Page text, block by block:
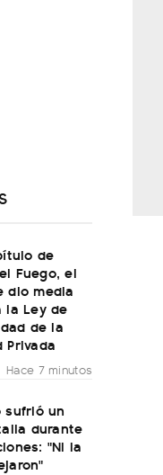
de
Fuego, el
dio media
la Ley de
de la
Privada
Hace 7 minutos
sufrió un
durante
"Ni la